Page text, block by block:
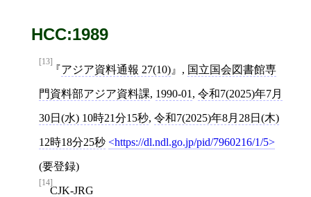
HCC:1989
[13]
アジア資料通報 27(10) , 国立国会図書館専
門資料部アジア資料課, 1990-01 , 令和7(2025)年7月
30日(水) 10時21分15秒, 令和7(2025)年8月28日(木)
12時18分25秒 https://dl.ndl.go.jp/pid/7960216/1/5
(要登録)
[14]
CJK-JRG